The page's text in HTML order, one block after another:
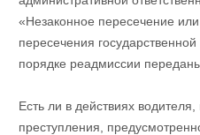
«Незаконное пересечение
пересечения
порядке реадмиссии
Есть ли в действиях
преступления,